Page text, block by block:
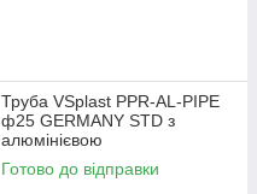
Труба VSplast PPR-AL-PIPE
ф25 GERMANY STD з
алюмінієвою
фольгою(червона упаковка)
Готово до відправки